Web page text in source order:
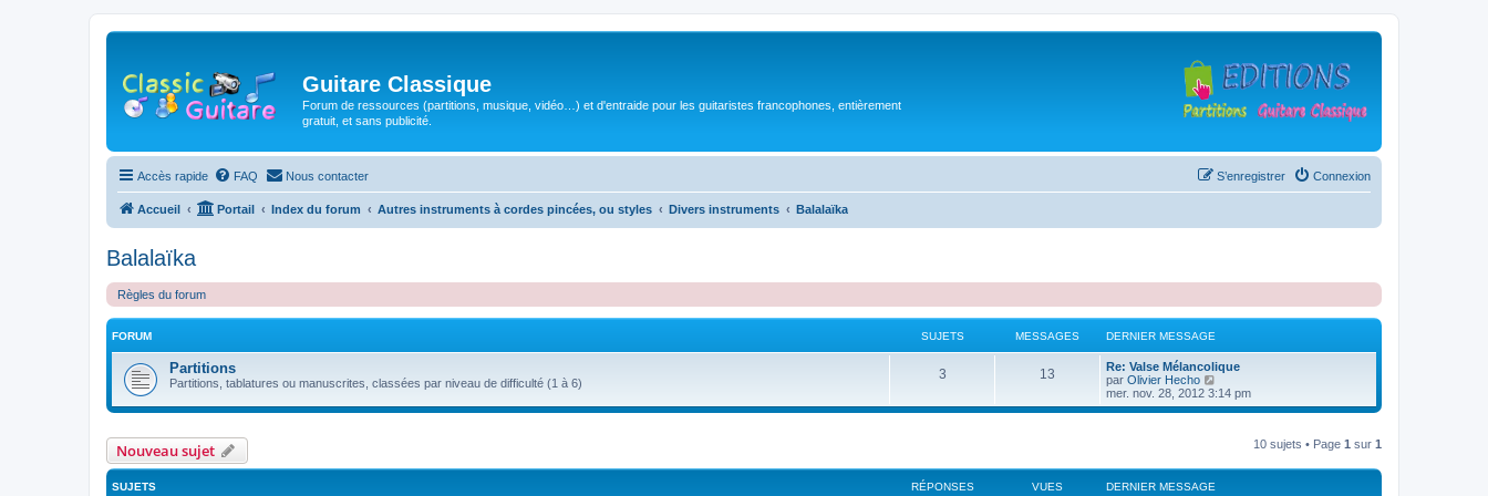
Guitare Classique
Forum de ressources (partitions, musique, vidéo…) et d'entraide pour les guitaristes francophones, entièrement
gratuit, et sans publicité.
Accès rapide FAQ Nous contacter Connexion
S’enregistrer
Accueil Portail Index du forum Autres instruments à cordes pincées, ou styles Divers instruments Balalaïka
Balalaïka
Règles du forum
FORUM SUJETS MESSAGES DERNIER MESSAGE
Partitions
Partitions, tablatures ou manuscrites, classées par niveau de difficulté (1 à 6)
3S
t
13
a
D
e
r
n
e
s
Re: Valse Mélancolique
par Olivier Hecho
o
i
e
mer. nov. 28, 2012 3:14 pm
Nouveau sujet 10 sujets • Page 1 sur 1
SUJETS RÉPONSES VUES DERNIER MESSAGE